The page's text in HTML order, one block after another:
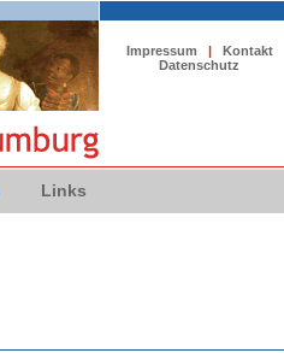
Impressum |
Kontakt
Datenschutz
Links